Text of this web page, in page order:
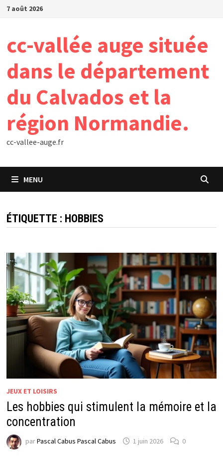
Passer
7 août 2026
cc-vallée auge située
dans le département
du Calvados et la
région Normandie.
cc-vallee-auge.fr
MENU
ÉTIQUETTE : HOBBIES
JEUX ET LOISIRS
Les hobbies qui stimulent la mémoire et la
concentration
parPascal Cabus Pascal Cabus 1 juin 2026 0